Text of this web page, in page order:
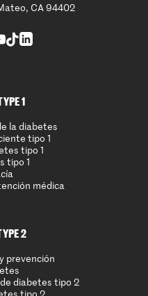
CA 94402
1
la diabetes
tipo 1
tipo 1
tipo 1
médica
2
prevención
diabetes tipo 2